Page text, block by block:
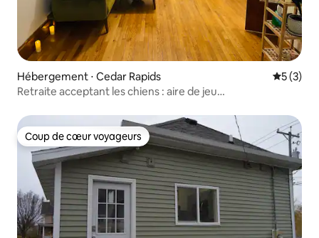
Hébergement ⋅ Cedar Rapids
5 (3)
Retraite acceptant les chiens : aire de jeu
Coup de cœur voyageurs
Coup de cœur voyageurs